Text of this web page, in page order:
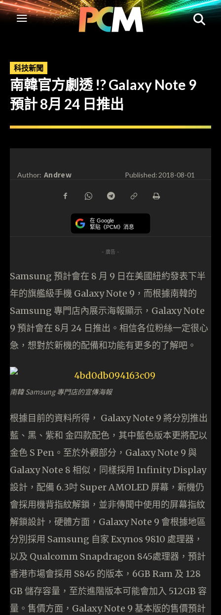
科技新聞
南韓官方劇透 !? Galaxy Note 9
預計 8月 24 日推出
Author: Andrew Published:2018-08-01
在 Google
緊貼《PCM》消息
- 廣告 -
Samsung 預計會在 8 月 9 日在美國紐約發表下半
年的旗艦級手機 Galaxy Note 9，而根據南韓的
Samsung 專門店內展示海報顯示，Galaxy Note
9 預計會在 8月 24 日推出。相信各位粉絲一定很心
急，想對於新機的配備和功能有更多的了解吧。
南韓 Samsung 專門店的宣傳海報
根據目前的資料所得， Galaxy Note 9 將分別推出
藍、黑、紫和 金四款配色，其中藍色版本更將配以
金色 S Pen。至於外觀部分，Galaxy Note 9 與
Galaxy Note 8 相似，同樣採用 Infinity Display
設計，配備 6.3吋 Super AMOLED 屏幕，新機仍
會採用機背指紋解鎖，並非傳聞中使用的屏幕指紋
解鎖設計，硬體方面，Galaxy Note 9 會根據地區
分別採用 Samsung 自家 Exynos 9810 處理器，
以及 Qualcomm Snapdragon 845處理器，預計
香港市場會採用 S845 的版本，6GB Ram 及 128
GB 儲存容量，至於進階版本可能會加入 512GB 容
量。售價方面，Galaxy Note 9 基本版的售價預計